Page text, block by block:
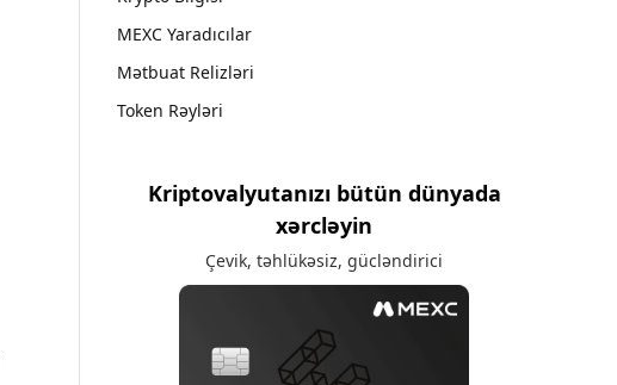
MEXC Yaradıcılar
Mətbuat Relizləri
Token Rəyləri
Kriptovalyutanızı bütün dünyada
xərcləyin
Çevik, təhlükəsiz, gücləndirici